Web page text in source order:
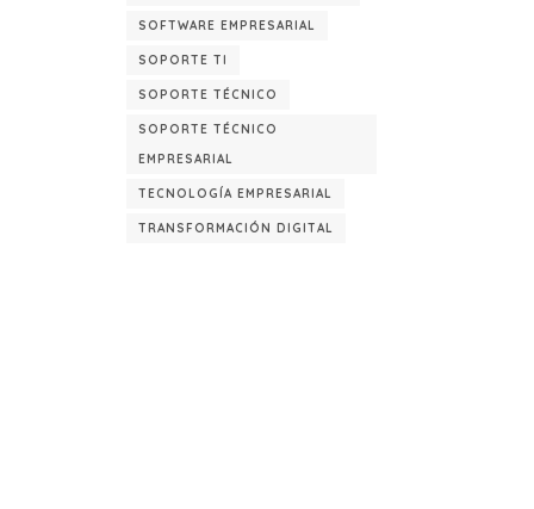
SOFTWARE EMPRESARIAL
SOPORTE TI
SOPORTE TÉCNICO
SOPORTE TÉCNICO
EMPRESARIAL
TECNOLOGÍA EMPRESARIAL
TRANSFORMACIÓN DIGITAL